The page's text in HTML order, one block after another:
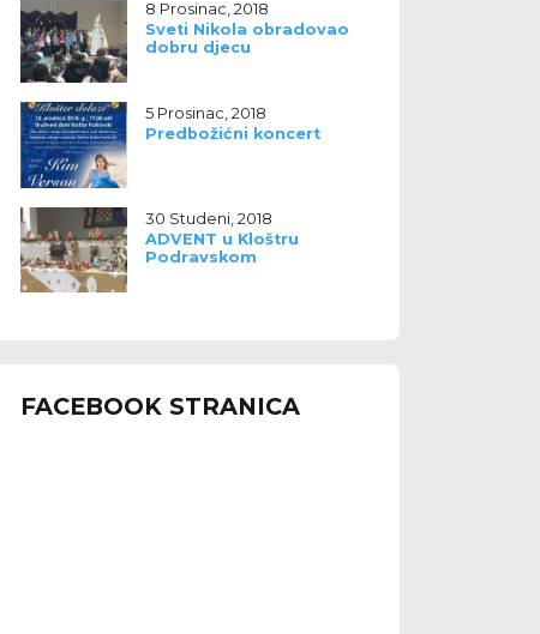
8 Prosinac, 2018
Sveti Nikola obradovao
dobru djecu
5 Prosinac, 2018
Predbožićni koncert
30 Studeni, 2018
ADVENT u Kloštru
Podravskom
FACEBOOK STRANICA